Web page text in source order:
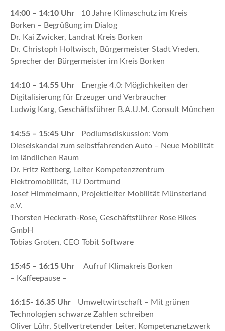
14:00 – 14:10 Uhr
10 Jahre Klimaschutz im Kreis
Borken – Begrüßung im Dialog
Dr. Kai Zwicker, Landrat Kreis Borken
Dr. Christoph Holtwisch, Bürgermeister Stadt Vreden,
Sprecher der Bürgermeister im Kreis Borken
14:10 – 14.55 Uhr Energie 4.0: Möglichkeiten der
Digitalisierung für Erzeuger und Verbraucher
Ludwig Karg, Geschäftsführer B.A.U.M. Consult München
14:55 – 15:45 Uhr Podiumsdiskussion: Vom
Dieselskandal zum selbstfahrenden Auto – Neue Mobilität
im ländlichen Raum
Dr. Fritz Rettberg, Leiter Kompetenzzentrum
Elektromobilität, TU Dortmund
Josef Himmelmann, Projektleiter Mobilität Münsterland
e.V.
Thorsten Heckrath-Rose, Geschäftsführer Rose Bikes
GmbH
Tobias Groten, CEO Tobit Software
15:45 – 16:15 Uhr
Aufruf Klimakreis Borken
– Kaffeepause –
16:15- 16.35 Uhr Umweltwirtschaft – Mit grünen
Technologien schwarze Zahlen schreiben
Oliver Lühr, Stellvertretender Leiter, Kompetenznetzwerk